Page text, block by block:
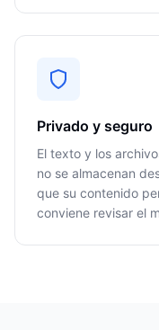
Privado y seguro
El texto y los
no se almacenan
que su contenido
conviene revisar el